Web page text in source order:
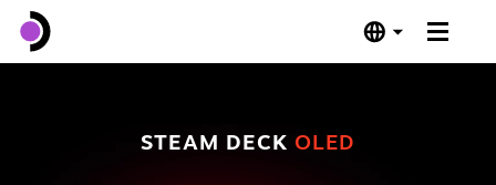
STEAM DECK OLED